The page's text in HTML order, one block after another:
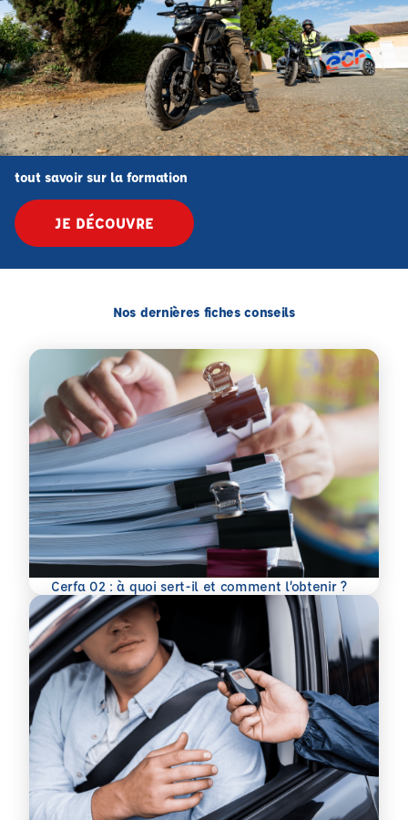
tout savoir sur la formation
JE DÉCOUVRE
Nos dernières fiches conseils
Cerfa 02 : à quoi sert-il et comment l’obtenir ?
En savoir plus